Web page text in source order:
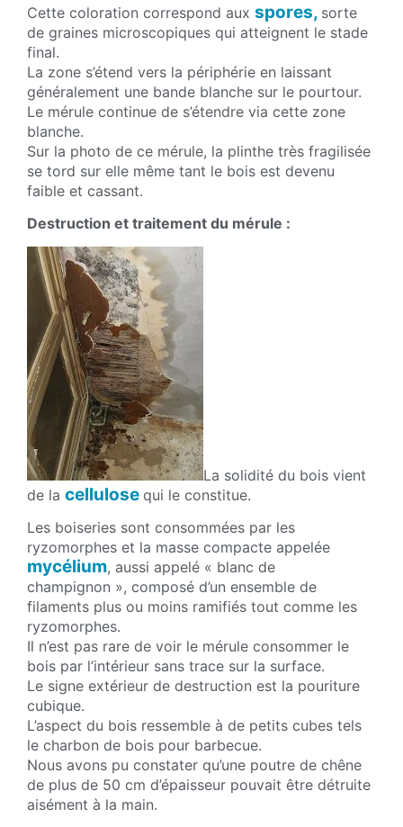
Cette coloration correspond aux spores, sorte
de graines microscopiques qui atteignent le stade
final.
La zone s’étend vers la périphérie en laissant
généralement une bande blanche sur le pourtour.
Le mérule continue de s’étendre via cette zone
blanche.
Sur la photo de ce mérule, la plinthe très fragilisée
se tord sur elle même tant le bois est devenu
faible et cassant.
Destruction et traitement du mérule :
La solidité du bois vient
de la cellulose qui le constitue.
Les boiseries sont consommées par les
ryzomorphes et la masse compacte appelée
mycélium, aussi appelé « blanc de
champignon », composé d’un ensemble de
filaments plus ou moins ramifiés tout comme les
ryzomorphes.
Il n’est pas rare de voir le mérule consommer le
bois par l’intérieur sans trace sur la surface.
Le signe extérieur de destruction est la pouriture
cubique.
L’aspect du bois ressemble à de petits cubes tels
le charbon de bois pour barbecue.
Nous avons pu constater qu’une poutre de chêne
de plus de 50 cm d’épaisseur pouvait être détruite
aisément à la main.